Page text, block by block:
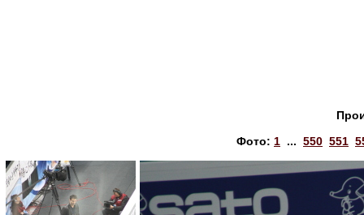
Фото: 1 ... 550 551